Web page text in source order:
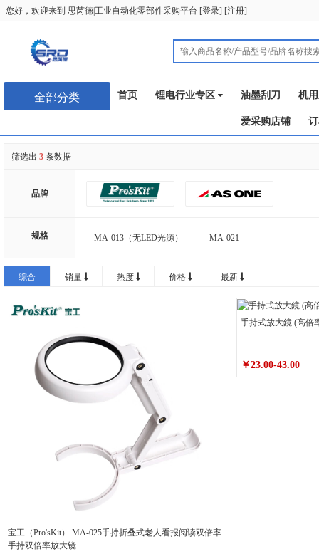
您好，欢迎来到 思芮德|工业自动化零部件采购平台 [登录] [注册]
全部分类 首页 锂电行业专区 油墨刮刀 机
爱采购店铺
筛选出 3 条数据
品牌
规格 MA-013（无LED光源） MA-021
综合 销量 热度 价格 最新
宝工（Pro'sKit） MA-025手持折叠式老人看报阅读双倍率
手持双倍率放大镜
手持式放大鏡 (高倍
￥23.00-43.00